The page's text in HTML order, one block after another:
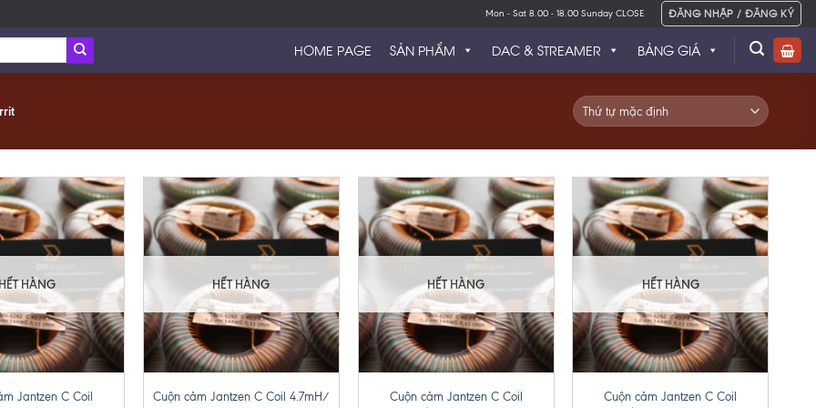
Mon - Sat 8.00 - 18.00 Sunday CLOSE ĐĂNG NHẬP / ĐĂNG KÝ
HOME PAGE SẢN PHẨM BẢNG GIÁ
DAC & STREAMER
HÀNG
Jantzen C Coil
+
HẾT HÀNG
Cuộn cảm Jantzen C Coil 4.7mH/
+
HẾT HÀNG
Cuộn cảm Jantzen C Coil
+
HẾT HÀNG
Cuộn cảm Jantzen C Coil